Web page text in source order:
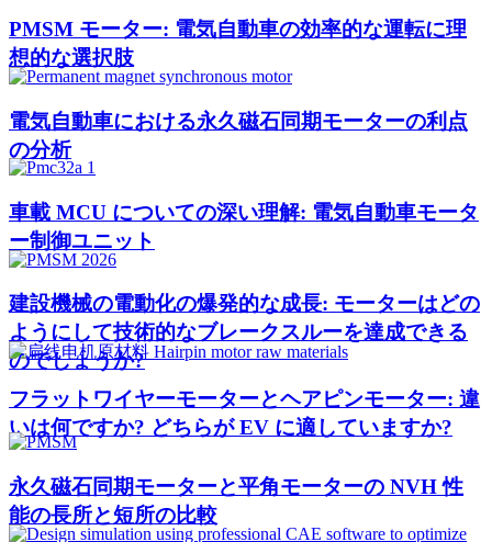
PMSM モーター: 電気自動車の効率的な運転に理
想的な選択肢
電気自動車における永久磁石同期モーターの利点
の分析
車載 MCU についての深い理解: 電気自動車モータ
ー制御ユニット
建設機械の電動化の爆発的な成長: モーターはどの
ようにして技術的なブレークスルーを達成できる
のでしょうか?
フラットワイヤーモーターとヘアピンモーター: 違
いは何ですか? どちらが EV に適していますか?
永久磁石同期モーターと平角モーターの NVH 性
能の長所と短所の比較